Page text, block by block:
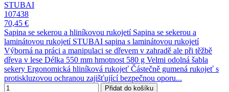
STUBAI
107438
70,45 €
Sapina se sekerou a hliníkovou rukojetí Sapina se sekerou a
laminátovou rukojetí STUBAI sapina s laminátovou rukojetí
Výborná na práci a manipulaci se dřevem v zahradě ale při těžbě
dřeva v lese Délka 550 mm hmotnost 580 g Velmi odolná šabla
sekery Ergonomická hliníková rukojeť Částečně gumená rukojeť s
protiskluzovou ochranou zajišťující bezpečnou oporu...
Přidat do košíku